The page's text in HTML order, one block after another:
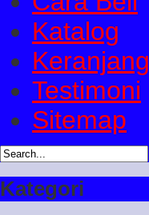
Katalog
Keranjang
Testimoni
Sitemap
Kategori